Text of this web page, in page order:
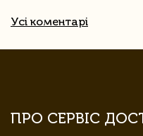
Усі коментарі
ПРО СЕРВІС